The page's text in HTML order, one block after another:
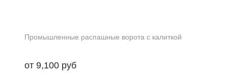
Промышленные распашные ворота с калиткой
от 9,100 руб